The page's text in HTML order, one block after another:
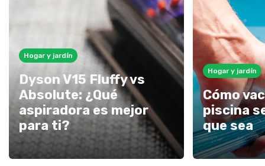
Hogar y jardín
Dyson V15 Fluffy vs
Absolute: ¿Qué
aspiradora es mejor
para ti?
Hogar y jardín
Cómo
piscina
que sea